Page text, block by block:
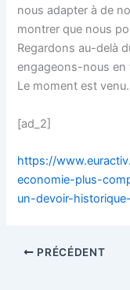
nous adapter à de
montrer que nous
Regardons au-delà
engageons-nous en
Le moment est venu.
[ad_2]
https://
economie-plus-
un-devoir-
PRÉCÉDENT